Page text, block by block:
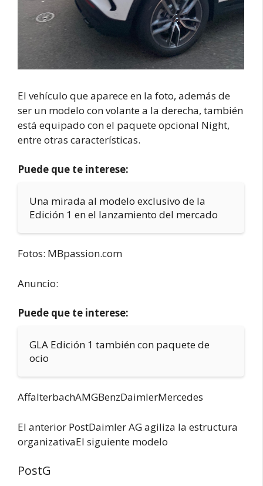
El vehículo que aparece en la foto, además de
ser un modelo con volante a la derecha, también
está equipado con el paquete opcional Night,
entre otras características.
Puede que te interese:
Una mirada al modelo exclusivo de la
Edición 1 en el lanzamiento del mercado
Fotos: MBpassion.com
Anuncio:
Puede que te interese:
GLA Edición 1 también con paquete de
ocio
AffalterbachAMGBenzDaimlerMercedes
El anterior PostDaimler AG agiliza la estructura
organizativaEl siguiente modelo
PostG